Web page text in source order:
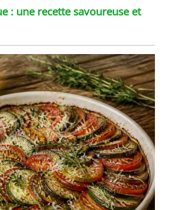
: une recette savoureuse et